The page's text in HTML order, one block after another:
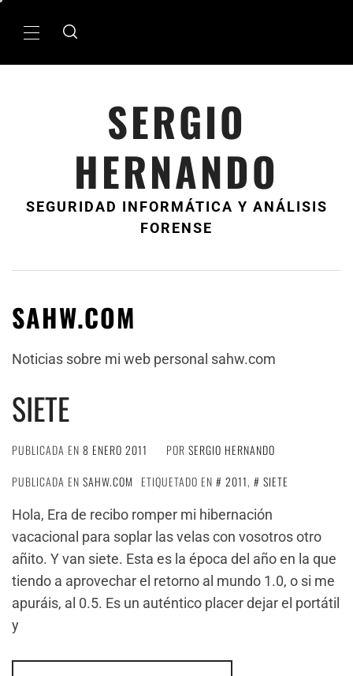
MenÃº
SERGIO
HERNANDO
SEGURIDAD INFORMÁTICA Y ANÁLISIS
FORENSE
SAHW.COM
Noticias sobre mi web personal sahw.com
SIETE
PUBLICADA EN 8 ENERO 2011 POR SERGIO HERNANDO
PUBLICADA EN SAHW.COM ETIQUETADO EN 2011,
SIETE
Hola, Era de recibo romper mi hibernación
vacacional para soplar las velas con vosotros otro
añito. Y van siete. Esta es la época del año en la que
tiendo a aprovechar el retorno al mundo 1.0, o si me
apuráis, al 0.5. Es un auténtico placer dejar el portátil
y